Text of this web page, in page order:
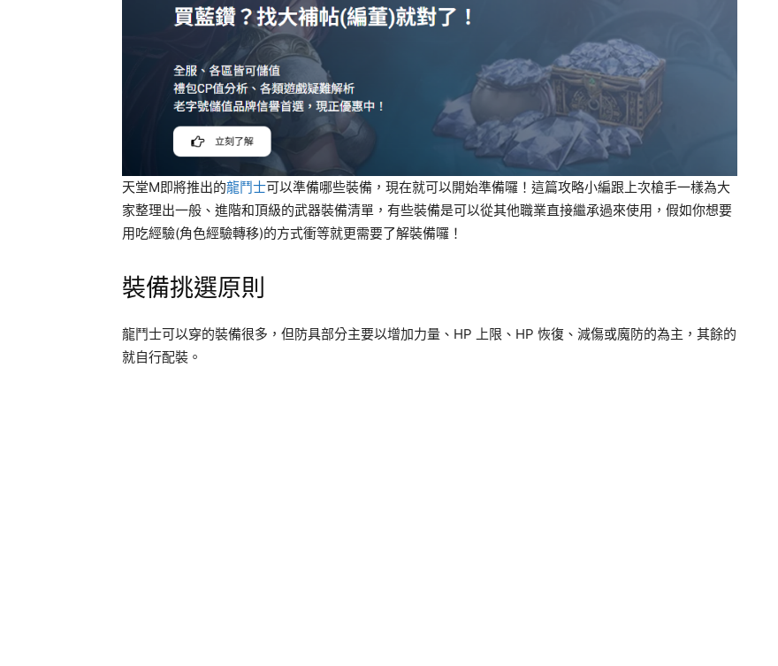
天堂M即將推出的龍鬥士可以準備哪些裝備，現在就可以開始準備囉！這篇攻略小編跟上次槍手一樣為大
家整理出一般、進階和頂級的武器裝備清單，有些裝備是可以從其他職業直接繼承過來使用，假如你想要
用吃經驗(角色經驗轉移)的方式衝等就更需要了解裝備囉！
裝備挑選原則
龍鬥士可以穿的裝備很多，但防具部分主要以增加力量、HP 上限、HP 恢復、減傷或魔防的為主，其餘的
就自行配裝。